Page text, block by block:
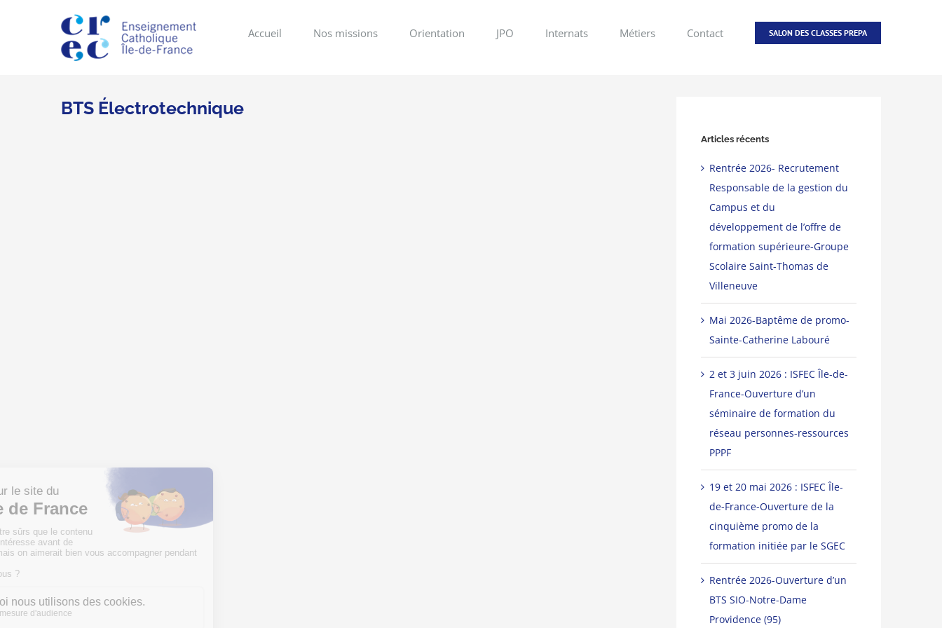
Accueil Nos missions Orientation JPO Internats Métiers Contact SALON DES CLASSES PREPA
BTS Électrotechnique
Articles récents
Rentrée 2026- Recrutement
Responsable de la gestion du
Campus et du
développement de l’offre de
formation supérieure-Groupe
Scolaire Saint-Thomas de
Villeneuve
Mai 2026-Baptême de promo-
Sainte-Catherine Labouré
2 et 3 juin 2026 : ISFEC Île-de-
France-Ouverture d’un
séminaire de formation du
réseau personnes-ressources
PPPF
19 et 20 mai 2026 : ISFEC Île-
de-France-Ouverture de la
cinquième promo de la
formation initiée par le SGEC
Rentrée 2026-Ouverture d’un
BTS SIO-Notre-Dame
Providence (95)